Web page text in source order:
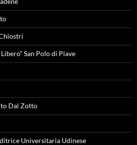
San Polo di Piave
Dal Zotto
Universitaria Udinese